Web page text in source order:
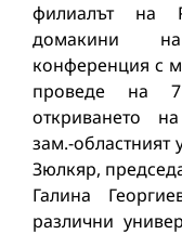
филиалът на
домакини
конференция с
проведе на
откриването
зам.-областният
Зюлкяр,
Галина
различни